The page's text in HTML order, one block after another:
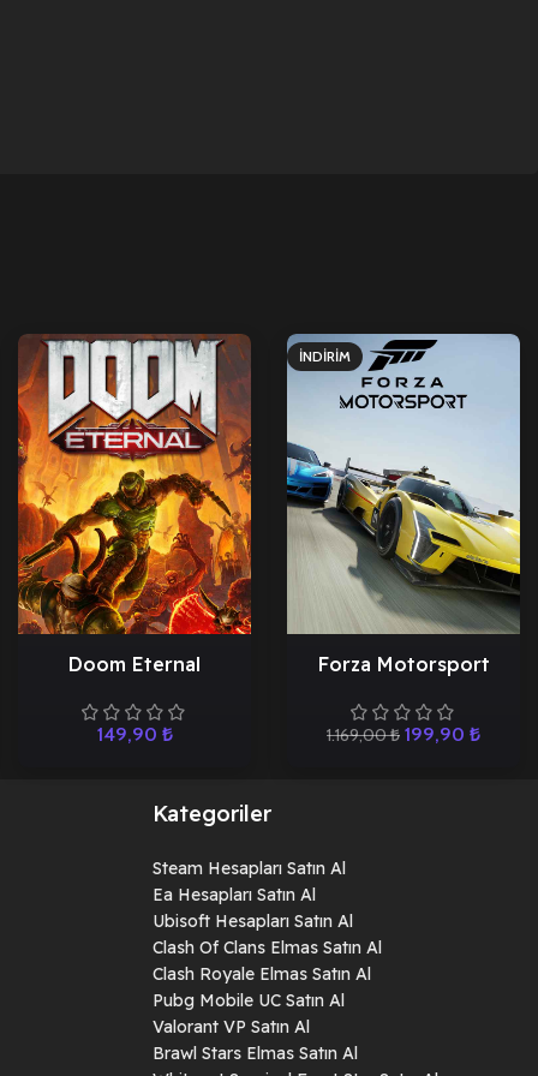
Doom Eternal
149,90 ₺
İNDIRIM
Forza Motorsport
1.169,00₺ 199,90 ₺
Kategoriler
Steam Hesapları Satın Al
Ea Hesapları Satın Al
Ubisoft Hesapları Satın Al
Clash Of Clans Elmas Satın Al
Clash Royale Elmas Satın Al
Pubg Mobile UC Satın Al
Valorant VP Satın Al
Brawl Stars Elmas Satın Al